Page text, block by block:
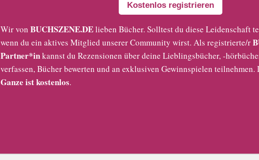
Kostenlos registrieren
Wir von BUCHSZENE.DElieben Bücher. Solltest du diese Leidenschaft
wenn du ein aktives Mitglied unserer Community wirst. Als registrierte/r
Partner*inkannst du Rezensionen über deine Lieblingsbücher, -
verfassen, Bücher bewerten und an exklusiven Gewinnspielen teilnehmen.
Ganze ist kostenlos.